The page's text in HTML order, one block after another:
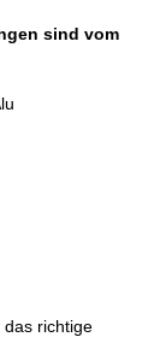
sind vom
das richtige